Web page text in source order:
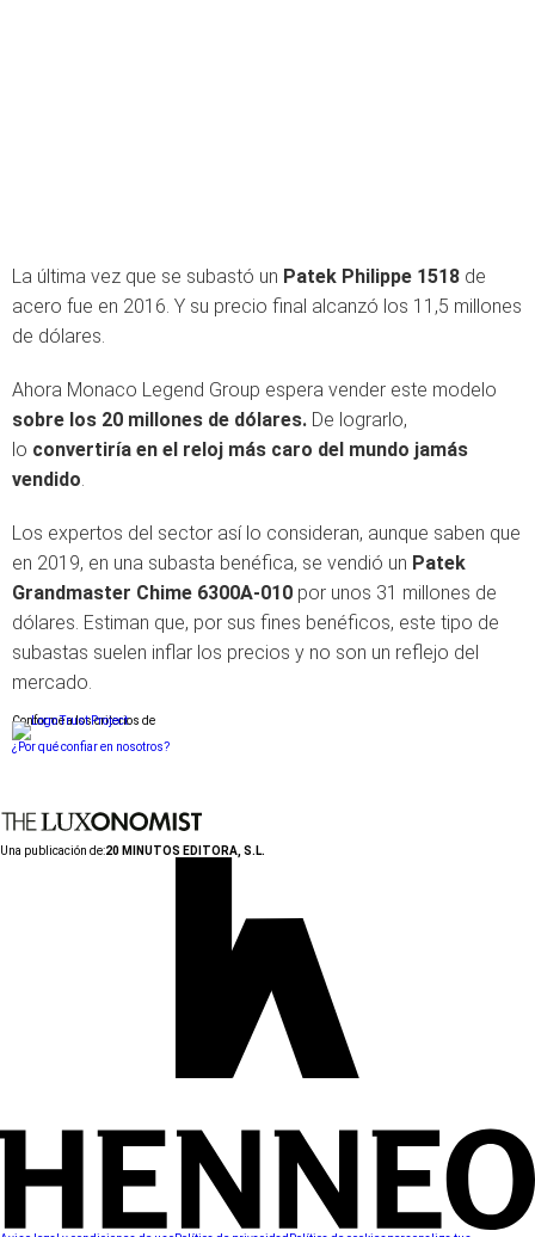
La última vez que se subastó un Patek Philippe 1518 de
acero fue en 2016. Y su precio final alcanzó los 11,5 millones
de dólares.
Ahora Monaco Legend Group espera vender este modelo
sobre los 20 millones de dólares. De lograrlo,
lo convertiría en el reloj más caro del mundo jamás
vendido.
Los expertos del sector así lo consideran, aunque saben que
en 2019, en una subasta benéfica, se vendió un Patek
Grandmaster Chime 6300A-010 por unos 31 millones de
dólares. Estiman que, por sus fines benéficos, este tipo de
subastas suelen inflar los precios y no son un reflejo del
mercado.
Conforme a los criterios de
¿Por qué confiar en nosotros?
Una publicación de:20 MINUTOS EDITORA, S.L.